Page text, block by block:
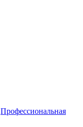
Профессиональная